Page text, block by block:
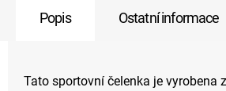
Popis Ostatní informace
Tato sportovní čelenka je vyrobena